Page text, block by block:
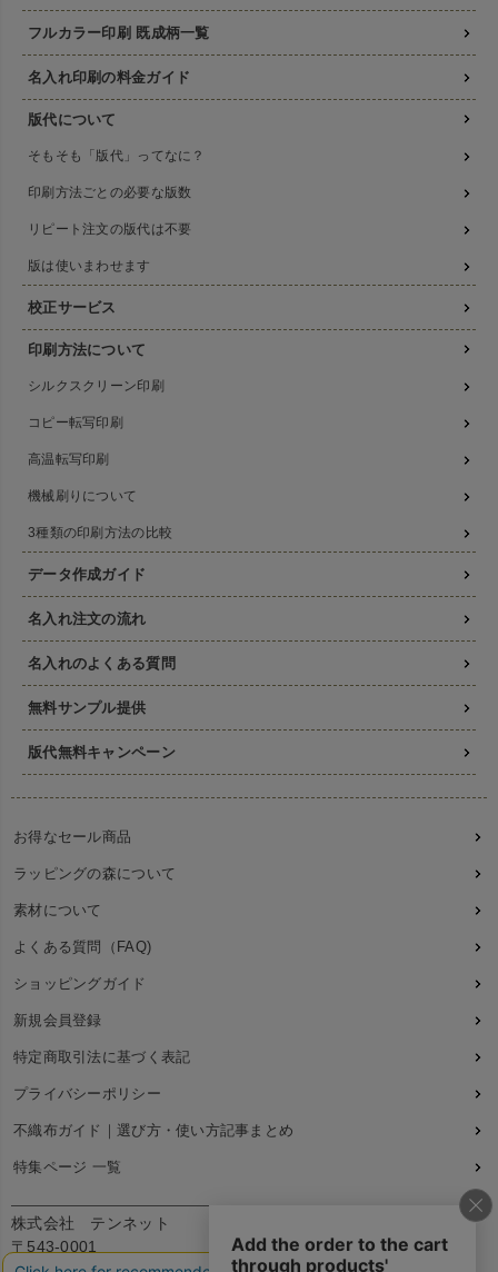
フルカラー印刷 既成柄一覧
名入れ印刷の料金ガイド
版代について
そもそも「版代」ってなに？
印刷方法ごとの必要な版数
リピート注文の版代は不要
版は使いまわせます
校正サービス
印刷方法について
シルクスクリーン印刷
コピー転写印刷
高温転写印刷
機械刷りについて
3種類の印刷方法の比較
データ作成ガイド
名入れ注文の流れ
名入れのよくある質問
無料サンプル提供
版代無料キャンペーン
お得なセール商品
ラッピングの森について
素材について
よくある質問（FAQ)
ショッピングガイド
新規会員登録
特定商取引法に基づく表記
プライバシーポリシー
不織布ガイド｜選び方・使い方記事まとめ
特集ページ 一覧
株式会社 テンネット
〒543-0001